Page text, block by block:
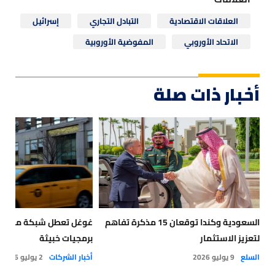
العلاقات الاقتصادية التبادل التجاري
إسرائيل
الاتحاد الأوروبي
المفوضية الأوروبية
أخبار ذات صلة
السعودية وكندا توقعان 15 مذكرة تفاهم
لتعزيز الاستثمار
السلع 9 يوليو 2026
غوغل تعطل شبكة
برمجيات خبيثة
أخبار الشركات 2 يوليو 2026